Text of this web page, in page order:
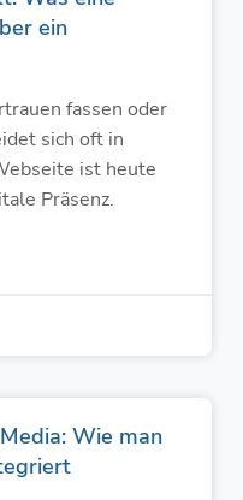
ein
fassen oder
sich oft in
ist heute
Präsenz.
Wie man